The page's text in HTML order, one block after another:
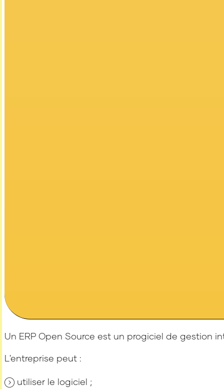
Un ERP Open Source est un progiciel de gestion
L'entreprise peut :
utiliser le logiciel ;